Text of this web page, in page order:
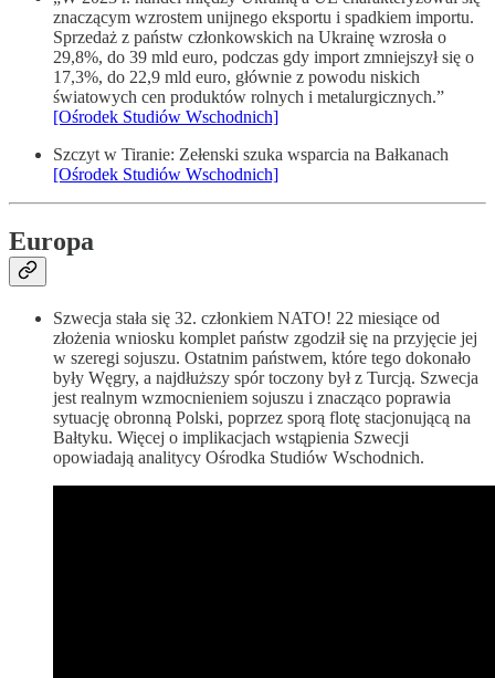
znaczącym wzrostem unijnego eksportu i spadkiem importu.
Sprzedaż z państw członkowskich na Ukrainę wzrosła o
29,8%, do 39 mld euro, podczas gdy import zmniejszył się o
17,3%, do 22,9 mld euro, głównie z powodu niskich
światowych cen produktów rolnych i metalurgicznych.”
[Ośrodek Studiów Wschodnich]
Szczyt w Tiranie: Zełenski szuka wsparcia na Bałkanach
[Ośrodek Studiów Wschodnich]
Europa
Szwecja stała się 32. członkiem NATO! 22 miesiące od
złożenia wniosku komplet państw zgodził się na przyjęcie jej
w szeregi sojuszu. Ostatnim państwem, które tego dokonało
były Węgry, a najdłuższy spór toczony był z Turcją. Szwecja
jest realnym wzmocnieniem sojuszu i znacząco poprawia
sytuację obronną Polski, poprzez sporą flotę stacjonującą na
Bałtyku. Więcej o implikacjach wstąpienia Szwecji
opowiadają analitycy Ośrodka Studiów Wschodnich.